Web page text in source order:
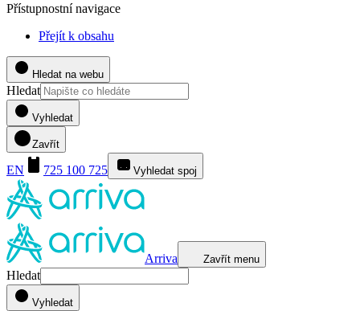
Přístupnostní navigace
Přejít k obsahu
Hledat na webu
Hledat
Vyhledat
Zavřít
EN 725 100 725 Vyhledat spoj
Arriva Zavřít menu
Hledat
Vyhledat